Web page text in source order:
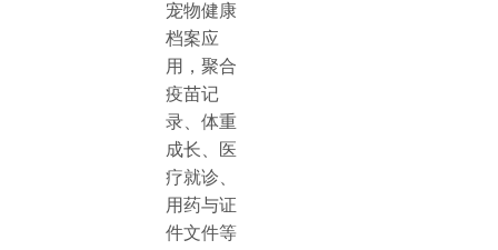
宠物健康
档案应
用，聚合
疫苗记
录、体重
成长、医
疗就诊、
用药与证
件文件等